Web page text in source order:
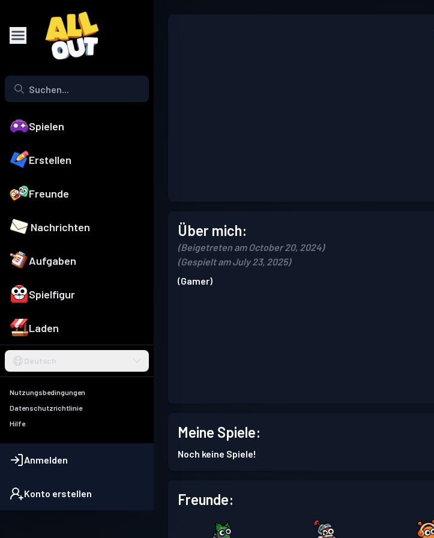
Spielen
Erstellen
Freunde
Nachrichten
Aufgaben
Spielfigur
Laden
Deutsch
Nutzungsbedingungen
Datenschutzrichtlinie
Hilfe
Anmelden
Konto erstellen
Über mich:
(Beigetreten am October 20, 2024)
(Gespielt am July 23, 2025)
(Gamer)
Meine Spiele:
Noch keine Spiele!
Freunde: